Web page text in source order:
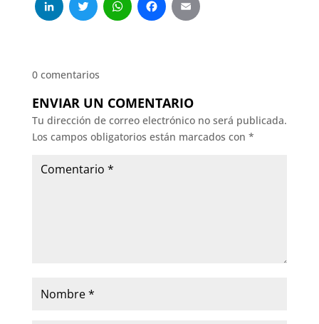
LinkedIn
Twitter
WhatsApp
Facebook
0 comentarios
ENVIAR UN COMENTARIO
Tu dirección de correo electrónico no será publicada.
Los campos obligatorios están marcados con *